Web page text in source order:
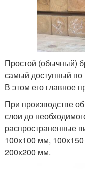
Простой (обычный)
самый доступный по
В этом его главное
При производстве
слои до
распространенные
100х100 мм,
200х200 мм.